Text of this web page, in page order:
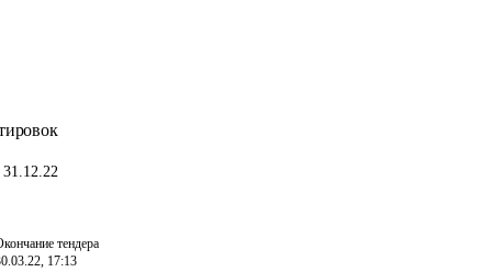
тендера
17:13